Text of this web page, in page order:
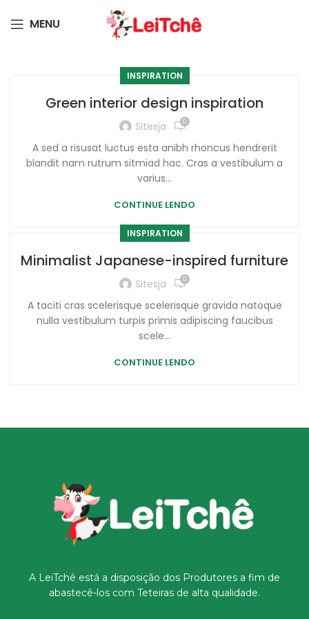
MENU
INSPIRATION
Green interior design inspiration
Sitesja 0
A sed a risusat luctus esta anibh rhoncus hendrerit
blandit nam rutrum sitmiad hac. Cras a vestibulum a
varius...
CONTINUE LENDO
INSPIRATION
Minimalist Japanese-inspired furniture
Sitesja 0
A taciti cras scelerisque scelerisque gravida natoque
nulla vestibulum turpis primis adipiscing faucibus
scele...
CONTINUE LENDO
A LeiTchê está a disposição dos Produtores a fim de
abastecê-los com Teteiras de alta qualidade.